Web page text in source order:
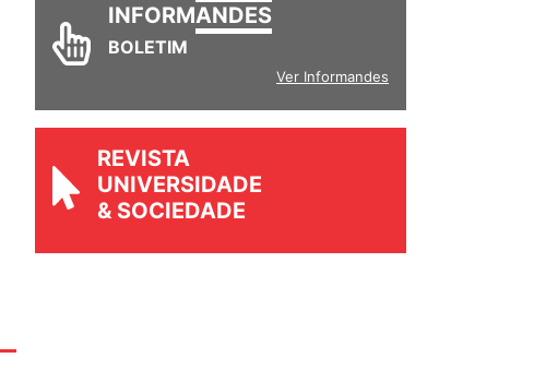
INFORMANDES
BOLETIM
Ver Informandes
REVISTA
UNIVERSIDADE
& SOCIEDADE